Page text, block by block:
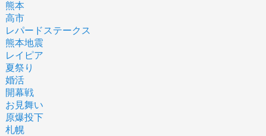
熊本
高市
レパードステークス
熊本地震
レイピア
夏祭り
婚活
開幕戦
お見舞い
原爆投下
札幌